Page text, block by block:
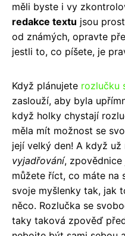
měli byste i vy
redakce textu jsou
od známých, opravte
jestli to, co píšete, je
Když plánujete rozlučku
zaslouží, aby byla
když holky chystají
měla mít možnost se
její velký den! A když už
vyjadřování,
můžete říct, co máte na
svoje myšlenky tak, jak
něco. Rozlučka se
taky taková zpověď